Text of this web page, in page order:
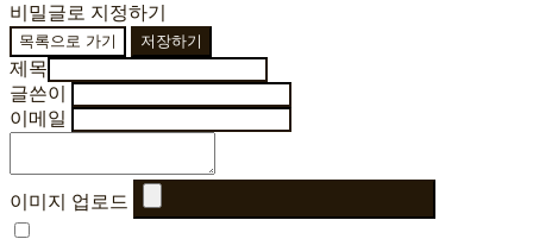
비밀글로 지정하기
목록으로 가기 저장하기
제목
글쓴이
이메일
이미지 업로드